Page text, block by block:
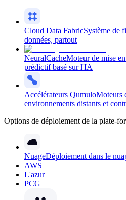
Cloud Data FabricSystème de
données, partout
NeuralCacheMoteur de mise
prédictif basé sur l'IA
Accélérateurs QumuloMoteurs
environnements distants et
Options de déploiement de la plate-
NuageDéploiement dans le
AWS
L'azur
PCG